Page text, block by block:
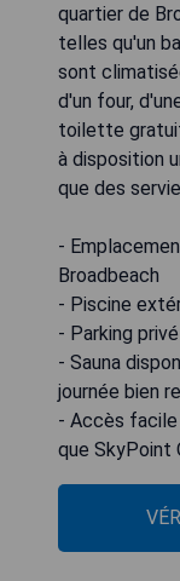
quartier de
telles qu'un
sont
d'un four,
toilette
à disposition
que des
-
Broadbeach
- Piscine
- Parking
- Sauna
journée bien
- Accès
que SkyPoint